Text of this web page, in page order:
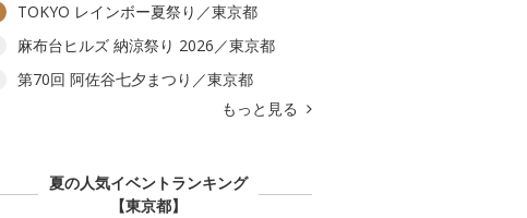
TOKYO レインボー夏祭り／東京都
麻布台ヒルズ 納涼祭り 2026／東京都
第70回 阿佐谷七夕まつり／東京都
もっと見る
夏の人気イベントランキング
【東京都】